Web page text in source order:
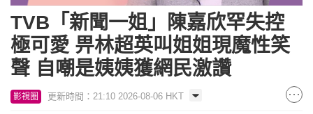
TVB「新聞一姐」陳嘉欣罕失控
極可愛 畀林超英叫姐姐現魔性笑
聲 自嘲是姨姨獲網民激讚
影視圈 更新時間：21:10 2026-08-06 HKT